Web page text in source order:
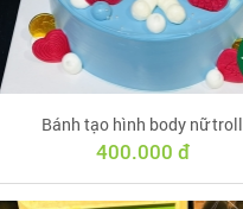
Bánh tạo hình body nữ troll
400.000 đ